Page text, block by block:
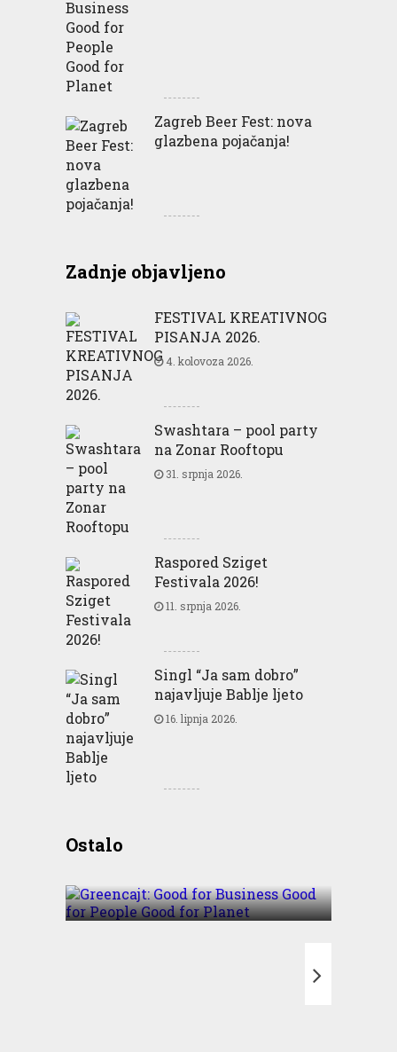
Zagreb Beer Fest: nova
glazbena pojačanja!
Zadnje objavljeno
FESTIVAL KREATIVNOG
PISANJA 2026.
4. kolovoza 2026.
Swashtara – pool party
na Zonar Rooftopu
31. srpnja 2026.
Raspored Sziget
Festivala 2026!
11. srpnja 2026.
Singl “Ja sam dobro”
najavljuje Bablje ljeto
16. lipnja 2026.
OstaloBusiness Good for People